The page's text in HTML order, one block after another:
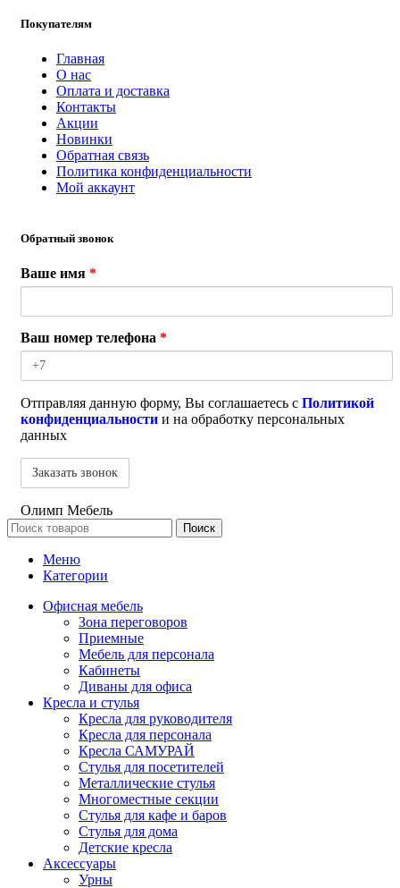
Покупателям
Главная
О нас
Оплата и доставка
Контакты
Акции
Новинки
Обратная связь
Политика конфиденциальности
Мой аккаунт
Обратный звонок
Ваше имя *
Ваш номер телефона *
Отправляя данную форму, Вы соглашаетесь с Политикой
конфиденциальности и на обработку персональных
данных
Олимп Мебель
Поиск
Меню
Категории
Офисная мебель
Зона переговоров
Приемные
Мебель для персонала
Кабинеты
Диваны для офиса
Кресла и стулья
Кресла для руководителя
Кресла для персонала
Кресла САМУРАЙ
Стулья для посетителей
Металлические стулья
Многоместные секции
Стулья для кафе и баров
Стулья для дома
Детские кресла
Аксессуары
Урны